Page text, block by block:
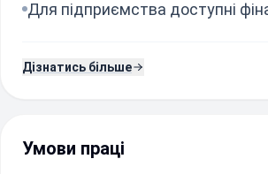
Для підприємства доступні
Дізнатись більше
Умови праці